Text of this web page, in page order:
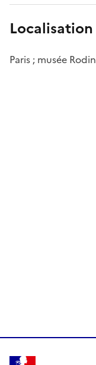
Localisation
Paris ; musée Rodin